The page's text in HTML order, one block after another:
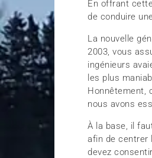
En offrant
de conduire
La nouvelle
2003, vous
ingénieurs
les plus
Honnêtement,
nous avons
À la base, il
afin de centrer
devez